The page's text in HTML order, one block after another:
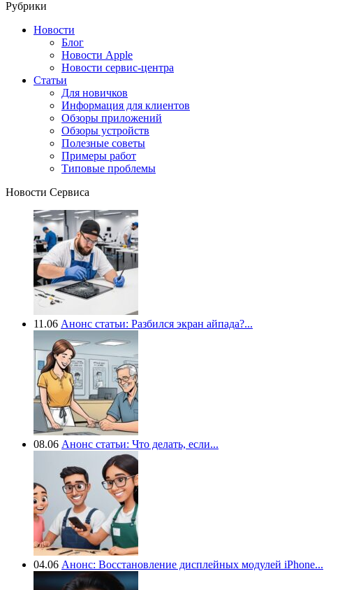
Рубрики
Новости
Блог
Новости Apple
Новости сервис-центра
Статьи
Для новичков
Информация для клиентов
Обзоры приложений
Обзоры устройств
Полезные советы
Примеры работ
Типовые проблемы
Новости Сервиса
11.06 Анонс статьи: Разбился экран айпада?...
08.06 Анонс статьи: Что делать, если...
04.06 Анонс: Восстановление дисплейных модулей iPhone...